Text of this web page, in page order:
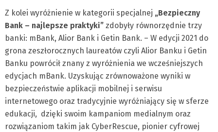
Z kolei wyróżnienie w kategorii specjalnej „Bezpieczny
Bank – najlepsze praktyki” zdobyły równorzędnie trzy
banki: mBank, Alior Bank i Getin Bank. – W edycji 2021 do
grona zeszłorocznych laureatów czyli Alior Banku i Getin
Banku powrócił znany z wyróżnienia we wcześniejszych
edycjach mBank. Uzyskując zrównoważone wyniki w
bezpieczeństwie aplikacji mobilnej i serwisu
internetowego oraz tradycyjnie wyróżniający się w sferze
edukacji, dzięki swoim kampaniom medialnym oraz
rozwiązaniom takim jak CyberRescue, pionier cyfrowej